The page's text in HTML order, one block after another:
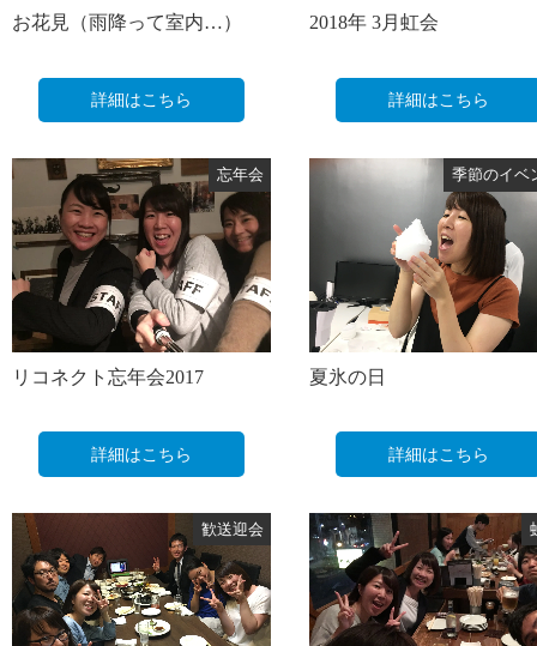
お花見（雨降って室内…）
詳細はこちら
2018年 3月虹会
詳細はこちら
忘年会
リコネクト忘年会2017
詳細はこちら
季節のイベ
夏氷の日
詳細はこちら
歓送迎会